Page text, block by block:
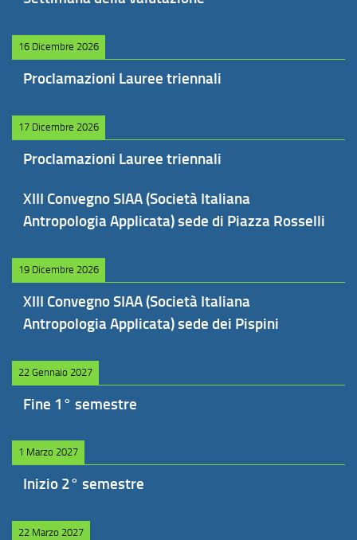
16 Dicembre 2026
Proclamazioni Lauree triennali
17 Dicembre 2026
Proclamazioni Lauree triennali
XIII Convegno SIAA (Società Italiana
Antropologia Applicata) sede di Piazza Rosselli
19 Dicembre 2026
XIII Convegno SIAA (Società Italiana
Antropologia Applicata) sede dei Pispini
22 Gennaio 2027
Fine 1° semestre
1 Marzo 2027
Inizio 2° semestre
22 Marzo 2027